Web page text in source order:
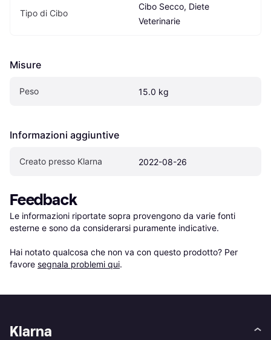
Tipo di Cibo
Cibo Secco, Diete
Veterinarie
Misure
Peso 15.0 kg
Informazioni aggiuntive
Creato presso Klarna 2022-08-26
Feedback
Le informazioni riportate sopra provengono da varie fonti
esterne e sono da considerarsi puramente indicative.
Hai notato qualcosa che non va con questo prodotto? Per
favore segnala problemi qui.
Klarna